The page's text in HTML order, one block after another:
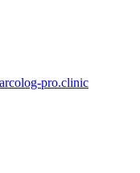
pro.clinic